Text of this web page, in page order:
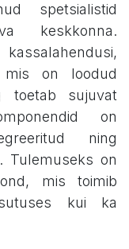
spetsialistid
keskkonna.
mis on loodud
toetab sujuvat
on
ning
Tulemuseks on
mis toimib
kui ka